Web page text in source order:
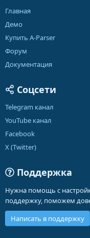
Главная
Демо
Купить A-Parser
Форум
Документация
Соцсети
Telegram канал
YouTube канал
Facebook
X (Twitter)
Поддержка
Нужна помощь с
поддержку, поможем
Написать в поддержку